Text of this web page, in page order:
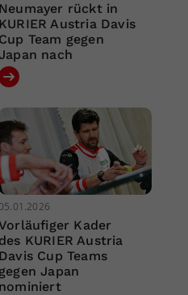
Neumayer rückt in
KURIER Austria Davis
Cup Team gegen
nach
05.01.2026
Kader
des KURIER Austria
Davis Cup Teams
gegen Japan
nominiert